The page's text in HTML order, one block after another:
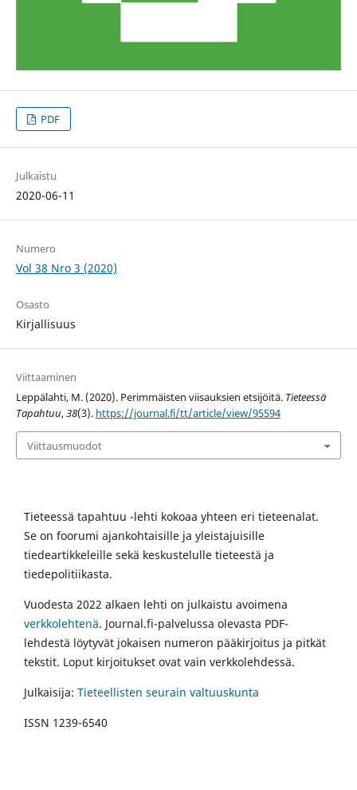
PDF
Julkaistu
2020-06-11
Numero
Vol 38 Nro 3 (2020)
Osasto
Kirjallisuus
Viittaaminen
Leppälahti, M. (2020). Perimmäisten viisauksien etsijöitä. Tieteessä
Tapahtuu,38(3). https://journal.fi/tt/article/view/95594
Viittausmuodot
Tieteessä tapahtuu -lehti kokoaa yhteen eri tieteenalat.
Se on foorumi ajankohtaisille ja yleistajuisille
tiedeartikkeleille sekä keskustelulle tieteestä ja
tiedepolitiikasta.
Vuodesta 2022 alkaen lehti on julkaistu avoimena
verkkolehtenä. Journal.fi-palvelussa olevasta PDF-
lehdestä löytyvät jokaisen numeron pääkirjoitus ja pitkät
tekstit. Loput kirjoitukset ovat vain verkkolehdessä.
Julkaisija: Tieteellisten seurain valtuuskunta
ISSN 1239-6540